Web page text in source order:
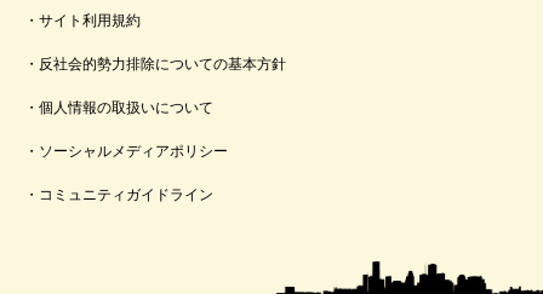
サイト利用規約
反社会的勢力排除についての基本方針
個人情報の取扱いについて
ソーシャルメディアポリシー
コミュニティガイドライン